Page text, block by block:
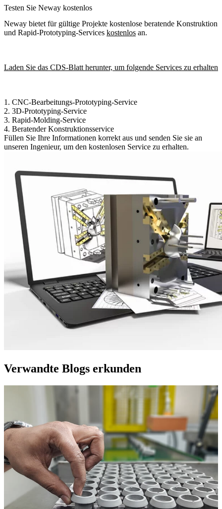
Testen Sie Neway kostenlos
Neway bietet für gültige Projekte kostenlose beratende Konstruktion
und Rapid-Prototyping-Services kostenlos an.
Laden Sie das CDS-Blatt herunter, um folgende Services zu erhalten:
1. CNC-Bearbeitungs-Prototyping-Service
2. 3D-Prototyping-Service
3. Rapid-Molding-Service
4. Beratender Konstruktionsservice
Füllen Sie Ihre Informationen korrekt aus und senden Sie sie an
unseren Ingenieur, um den kostenlosen Service zu erhalten.
Verwandte Blogs erkunden